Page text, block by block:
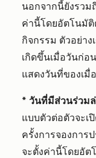
นอกจากนี้ยังรวม
ค่านี้โดยอัตโนมัติ
กิจกรรม ตัวอย่า
เกิดขึ้นเมื่อวันก่
แสดงวันที่ของเมื่
* วันที่มีส่วนร่วม
แบบตัวต่อตัวจะเ
ครั้งการจองการ
จะตั้งค่านี้โดยอัต